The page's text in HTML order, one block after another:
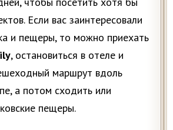
Если вас заинтересовали
и пещеры, то можно приехать
, остановиться в отеле и
маршрут вдоль
а потом сходить или
пещеры.